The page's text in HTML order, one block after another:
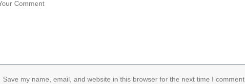
Save my name, email, and website in this browser for the next time I comment.